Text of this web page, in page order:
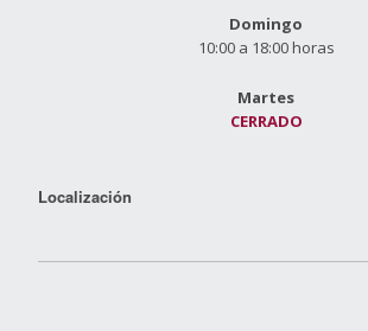
Domingo
10:00 a 18:00 horas
Martes
CERRADO
Localización